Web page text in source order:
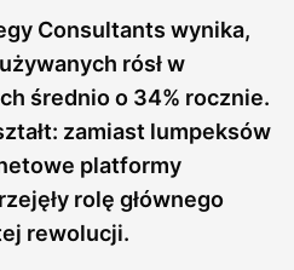
Consultants wynika,
rósł w
średnio o 34% rocznie.
zamiast lumpeksów
platformy
rolę głównego
rewolucji.